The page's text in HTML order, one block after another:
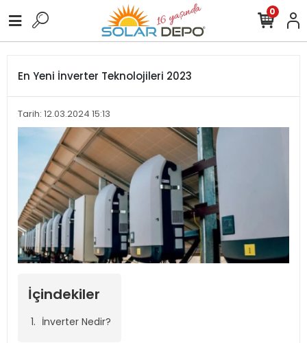
0
En Yeni İnverter Teknolojileri 2023
Tarih: 12.03.2024 15:13
İçindekiler
İnverter Nedir?